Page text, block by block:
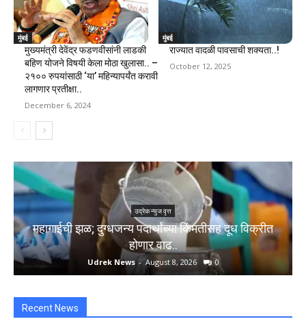
मुंबई
मुख्यमंत्री देवेंद्र फडणवीसांनी लाडकी
बहिण योजने विषयी केला मोठा खुलासा.. –
२१०० रुपयांसाठी ‘या’ महिन्यापर्यंत करावी
लागणार प्रतीक्षा..
December 6, 2024
मुंबई
राज्यात वादळी पावसाची शक्यता..!
October 12, 2025
उद्रेक न्युज वृत्त
महागाईची झळ; दुग्धजन्य पदार्थांच्या किंमतीसह दूध विक्रीत
होणार वाढ..
Udrek News - August 8, 2026 0
Recent News